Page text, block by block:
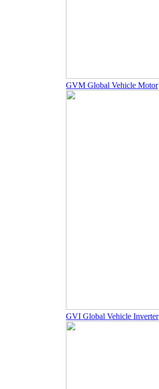
GVM Global Vehicle Motor
GVI Global Vehicle Inverter